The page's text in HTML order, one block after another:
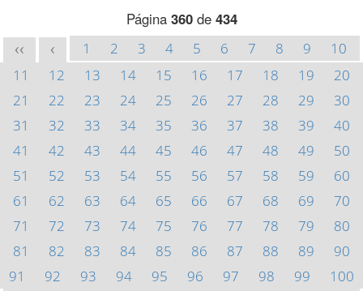
Página 360de 434
<< < 1 2 3 4 5 6 7 8 9
10
11
12 13 14 15 16 17 18 19
20
21
22 23 24 25 26 27 28 29
30
31
32 33 34 35 36 37 38 39
40
41
42 43 44 45 46 47 48 49
50
51
52 53 54 55 56 57 58 59
60
61
62 63 64 65 66 67 68 69
70
71
72 73 74 75 76 77 78 79
80
81
82 83 84 85 86 87 88 89
90
91
92 93 94 95 96 97 98 99
100